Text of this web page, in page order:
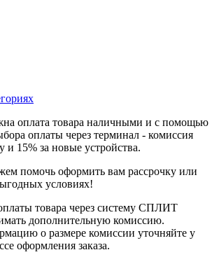
оплата товара наличными и с помощью
оплаты через терминал - комиссия
и 15% за новые устройства.
помочь оформить вам рассрочку или
условиях!
товара через систему СПЛИТ
дополнительную комиссию.
о размере комиссии уточняйте у
оформления заказа.